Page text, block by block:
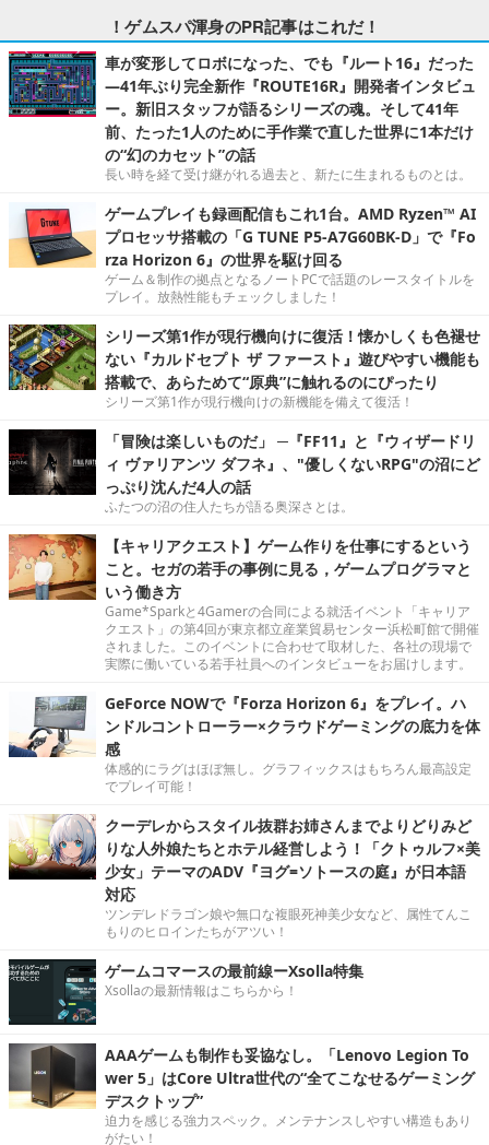
！ゲムスパ渾身のPR記事はこれだ！
車が変形してロボになった、でも『ルート16』だった
―41年ぶり完全新作『ROUTE16R』開発者インタビュ
ー。新旧スタッフが語るシリーズの魂。そして41年
前、たった1人のために手作業で直した世界に1本だけ
の“幻のカセット”の話
長い時を経て受け継がれる過去と、新たに生まれるものとは。
ゲームプレイも録画配信もこれ1台。AMD Ryzen™ AI
プロセッサ搭載の「G TUNE P5-A7G60BK-D」で『Fo
rza Horizon 6』の世界を駆け回る
ゲーム＆制作の拠点となるノートPCで話題のレースタイトルを
プレイ。放熱性能もチェックしました！
シリーズ第1作が現行機向けに復活！懐かしくも色褪せ
ない『カルドセプト ザ ファースト』遊びやすい機能も
搭載で、あらためて“原典”に触れるのにぴったり
シリーズ第1作が現行機向けの新機能を備えて復活！
「冒険は楽しいものだ」 ─『FF11』と『ウィザードリ
ィ ヴァリアンツ ダフネ』、"優しくないRPG"の沼にど
っぷり沈んだ4人の話
ふたつの沼の住人たちが語る奥深さとは。
【キャリアクエスト】ゲーム作りを仕事にするという
こと。セガの若手の事例に見る，ゲームプログラマと
いう働き方
Game*Sparkと4Gamerの合同による就活イベント「キャリア
クエスト」の第4回が東京都立産業貿易センター浜松町館で開催
されました。このイベントに合わせて取材した、各社の現場で
実際に働いている若手社員へのインタビューをお届けします。
GeForce NOWで『Forza Horizon 6』をプレイ。ハ
ンドルコントローラー×クラウドゲーミングの底力を体
感
体感的にラグはほぼ無し。グラフィックスはもちろん最高設定
でプレイ可能！
クーデレからスタイル抜群お姉さんまでよりどりみど
りな人外娘たちとホテル経営しよう！「クトゥルフ×美
少女」テーマのADV『ヨグ=ソトースの庭』が日本語
対応
ツンデレドラゴン娘や無口な複眼死神美少女など、属性てんこ
もりのヒロインたちがアツい！
ゲームコマースの最前線ーXsolla特集
Xsollaの最新情報はこちらから！
AAAゲームも制作も妥協なし。「Lenovo Legion To
wer 5」はCore Ultra世代の“全てこなせるゲーミング
デスクトップ”
迫力を感じる強力スペック。メンテナンスしやすい構造もあり
がたい！